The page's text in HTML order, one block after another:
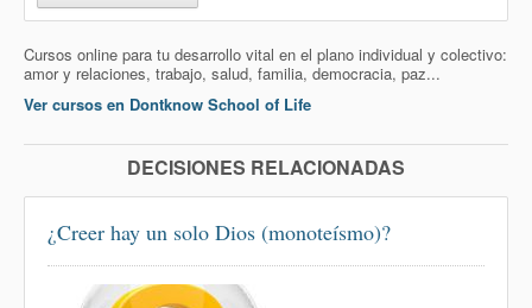
Cursos online para tu desarrollo vital en el plano individual y colectivo:
amor y relaciones, trabajo, salud, familia, democracia, paz...
Ver cursos en Dontknow School of Life
DECISIONES RELACIONADAS
¿Creer hay un solo Dios (monoteísmo)?